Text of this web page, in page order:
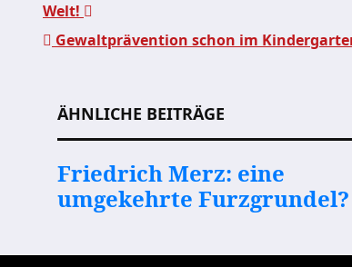
Welt!
Gewaltprävention schon im
ÄHNLICHE BEITRÄGE
Friedrich Merz: eine
umgekehrte Furzgrundel?